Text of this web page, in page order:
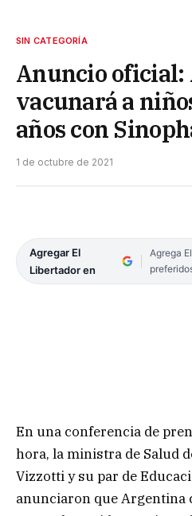
SIN CATEGORÍA
Anuncio
vacunará a
años con
1 de octubre de 2021
Agregar El
Libertador en
Agrega
En una conferencia de
hora, la ministra de Salud
Vizzotti y su par de
anunciaron que Argentina